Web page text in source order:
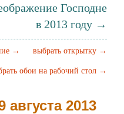
Господне
в 2013 году →
выбрать открытку →
→
обои на рабочий стол →
2013